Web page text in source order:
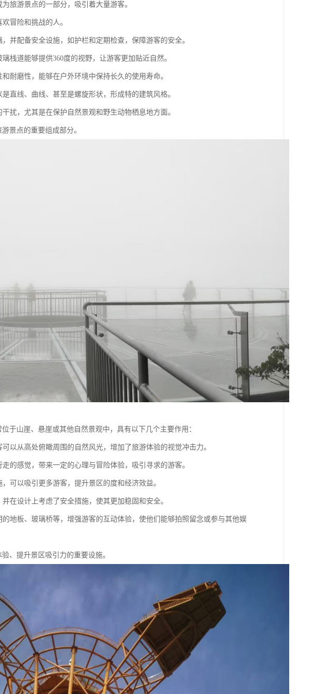
旅游景点的一部分，吸引着大量游客。
冒险和挑战的人。
并配备安全设施，如护栏和定期检查，保障游客的安全。
栈道能够提供360度的视野，让游客更加贴近自然。
耐磨性，能够在户外环境中保持长久的使用寿命。
直线、曲线、甚至是螺旋形状，形成特的建筑风格。
扰，尤其是在保护自然景观和野生动物栖息地方面。
景点的重要组成部分。
于山崖、悬崖或其他自然景观中，具有以下几个主要作用：
以从高处俯瞰周围的自然风光，增加了旅游体验的视觉冲击力。
的感觉，带来一定的心理与冒险体验，吸引寻求的游客。
可以吸引更多游客，提升景区的度和经济效益。
在设计上考虑了安全措施，使其更加稳固和安全。
地板、玻璃桥等，增强游客的互动体验，使他们能够拍照留念或参与其他娱
、提升景区吸引力的重要设施。